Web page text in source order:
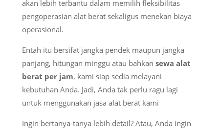
akan lebih terbantu dalam memilih fleksibilitas
pengoperasian alat berat sekaligus menekan biaya
operasional.
Entah itu bersifat jangka pendek maupun jangka
panjang, hitungan minggu atau bahkan sewa alat
berat per jam, kami siap sedia melayani
kebutuhan Anda. Jadi, Anda tak perlu ragu lagi
untuk menggunakan jasa alat berat kami
Ingin bertanya-tanya lebih detail? Atau, Anda ingin